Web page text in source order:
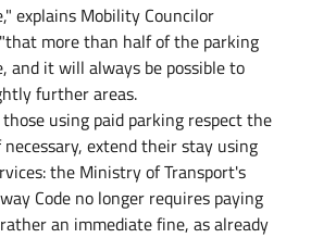
explains Mobility Councilor
more than half of the parking
and it will always be possible to
further areas.
using paid parking respect the
extend their stay using
the Ministry of Transport's
Code no longer requires paying
an immediate fine, as already